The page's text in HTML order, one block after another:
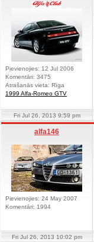
Pievienojies: 12 Jul 2006
Komentāri: 3475
Atrašanās vieta: Rīga
1999 Alfa-Romeo GTV
Fri Jul 26, 2013 9:59 pm
alfa146
Pievienojies: 24 May 2007
Komentāri: 1994
Fri Jul 26, 2013 10:02 pm